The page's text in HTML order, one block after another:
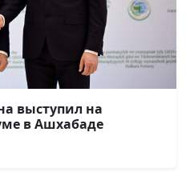
выступил на
в Ашхабаде